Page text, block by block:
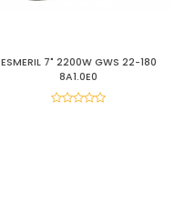
ESMERIL 7" 2200W GWS 22-180
8A1.0E0